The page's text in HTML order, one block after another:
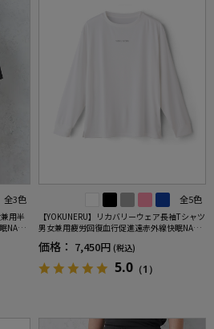
全3色
用半
NANO
全5色
【YOKUNERU】リカバリーウェア長袖Tシャツ
男女兼用疲労回復血行促進遠赤外線快眠NANO
MIX(R)【一般医療機器】SS～LLサイズ
価格： 7,450円 (税込)
5.0 （1）